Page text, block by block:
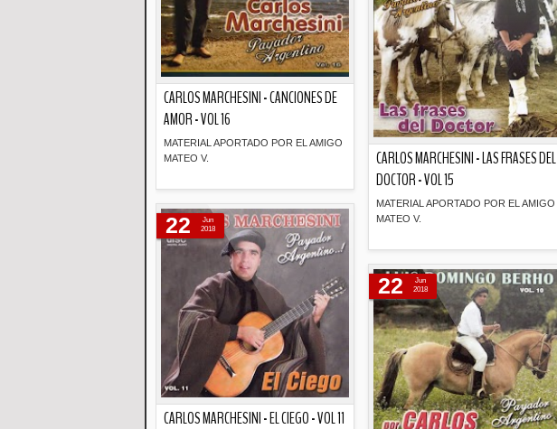
CARLOS MARCHESINI - CANCIONES DE
AMOR - VOL 16
MATERIAL APORTADO POR EL AMIGO
MATEO V.
CARLOS MARCHESINI - LAS FRASES DEL
DOCTOR - VOL 15
MATERIAL APORTADO POR EL AMIGO
MATEO V.
CARLOS MARCHESINI - EL CIEGO - VOL 11
22
Jun
2018
22
Jun
2018